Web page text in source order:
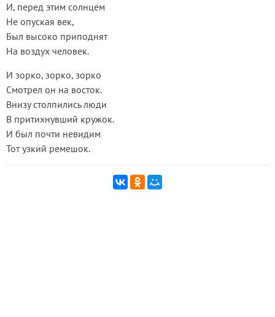
И, перед этим солнцем
Не опуская век,
Был высоко приподнят
На воздух человек.
И зорко, зорко, зорко
Смотрел он на восток.
Внизу столпились люди
В притихнувший кружок.
И был почти невидим
Тот узкий ремешок.